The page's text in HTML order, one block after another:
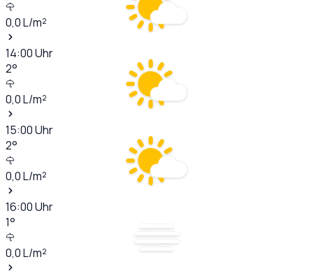
0,0L/m²
14:00Uhr
2°
0,0L/m²
15:00Uhr
2°
0,0L/m²
16:00Uhr
1°
0,0L/m²